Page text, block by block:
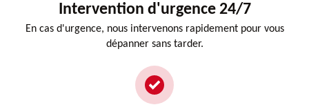
Intervention d'urgence 24/7
En cas d'urgence, nous intervenons rapidement pour vous
dépanner sans tarder.